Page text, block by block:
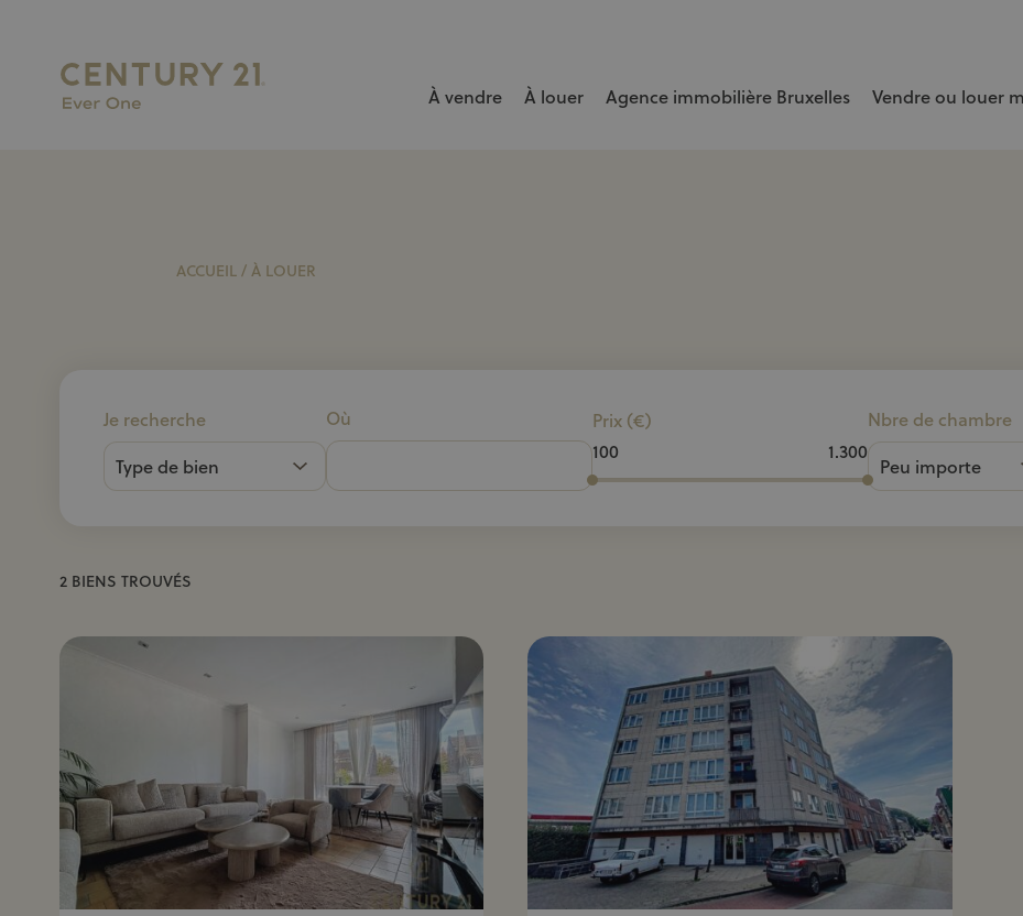
L’AGENCE N°1 À BRUXELLES pour vendre ou louer votre bien rapidement et au meilleur prix.
À vendre À louer Agence immobilière Bruxelles Vendre ou louer
ACCUEIL /À LOUER
Je recherche Où Prix (€) Nbre de chambre
2 BIENS TROUVÉS